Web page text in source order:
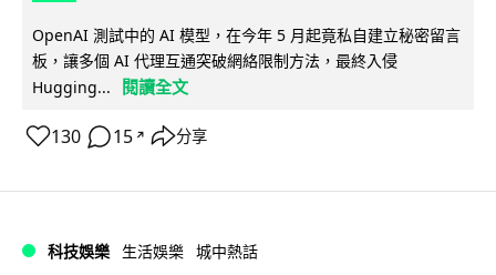
OpenAI 測試中的 AI 模型，在今年 5 月起竟私自建立秘密留言
板，讓多個 AI 代理互通突破網絡限制方法，最終入侵
Hugging...
閱讀全文
130 15 ↗ 分享
科技娛樂 生活娛樂 城中熱話